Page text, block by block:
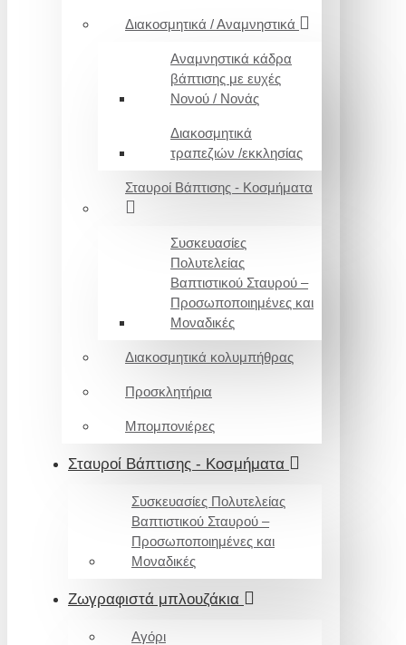
Διακοσμητικά / Αναμνηστικά
Αναμνηστικά κάδρα
βάπτισης με ευχές
Νονού / Νονάς
Διακοσμητικά
τραπεζιών /εκκλησίας
Σταυροί Βάπτισης - Κοσμήματα
Συσκευασίες
Πολυτελείας
Βαπτιστικού Σταυρού –
Προσωποποιημένες και
Μοναδικές
Διακοσμητικά κολυμπήθρας
Προσκλητήρια
Μπομπονιέρες
Σταυροί Βάπτισης - Κοσμήματα
Συσκευασίες Πολυτελείας
Βαπτιστικού Σταυρού –
Προσωποποιημένες και
Μοναδικές
Ζωγραφιστά μπλουζάκια
Αγόρι